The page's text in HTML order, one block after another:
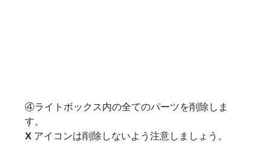
④ライトボックス内の全てのパーツを削除しま
す。
X アイコンは削除しないよう注意しましょう。